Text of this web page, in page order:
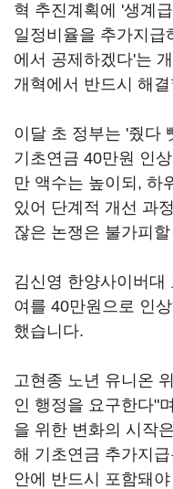
혁 추진계획에 '생계
일정비율을 추가지급
에서 공제하겠다'는
개혁에서 반드시 해
이달 초 정부는 '줬다
기초연금 40만원 인
만 액수는 높이되, 하
있어 단계적 개선 과
잖은 논쟁은 불가피
김신영 한양사이버대
여를 40만원으로 인
했습니다.
고현종 노년 유니온
인 행정을 요구한다"
을 위한 변화의 시작
해 기초연금 추가지
안에 반드시 포함돼